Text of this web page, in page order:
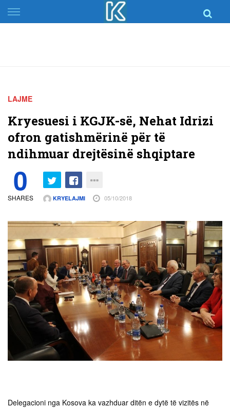
Skip
to
LAJME
Kryesuesi i KGJK-së, Nehat Idrizi
ofron gatishmërinë për të
ndihmuar drejtësinë shqiptare
0
SHARES KRYELAJMI 05/10/2018
Delegacioni nga Kosova ka vazhduar ditën e dytë të vizitës në